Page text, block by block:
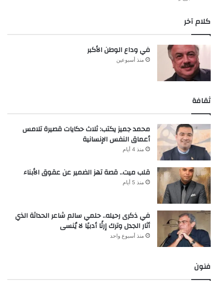
كلام آخر
في وداع الوطن الأكبر
منذ أسبوعين
ثقافة
محمد جميز يكتب: ثلاث حكايات قصيرة تلامس
أعماق النفس الإنسانية
منذ 4 أيام
قلب ميت.. قصة تهز الضمير عن عقوق الأبناء
منذ 5 أيام
في ذكرى رحيله.. حلمي سالم شاعر الحداثة الذي
أثار الجدل وترك إرثًا أدبيًا لا يُنسى
منذ أسبوع واحد
فنون